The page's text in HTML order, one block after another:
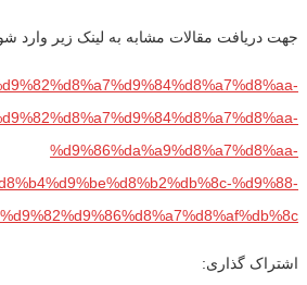
جهت دریافت مقالات مشابه به لینک زیر وارد
%d9%86%da%a9%d8%a7%d8%aa-
%d9%88-
%d9%82%d9%86%d8%a7%d8%af%db%8c/
اشتراک گذاری: